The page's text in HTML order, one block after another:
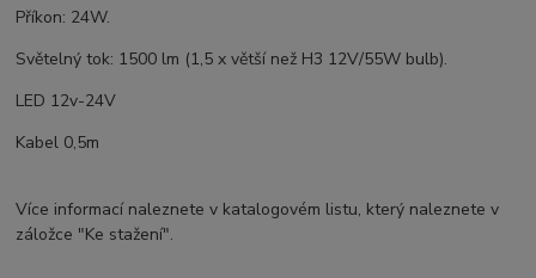
Příkon: 24W.
Světelný tok: 1500 lm (1,5 x větší než H3 12V/55W bulb).
LED 12v-24V
Kabel 0,5m
Více informací naleznete v katalogovém listu, který naleznete v
záložce "Ke stažení".